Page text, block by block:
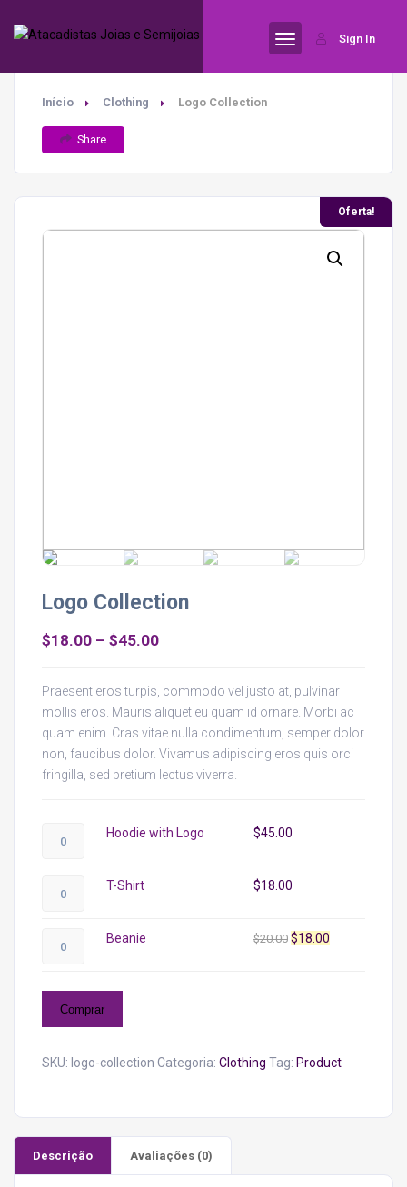
Sign In
Início Clothing Logo Collection
Share
Oferta!
Logo Collection
$18.00 – $45.00
Praesent eros turpis, commodo vel justo at, pulvinar
mollis eros. Mauris aliquet eu quam id ornare. Morbi ac
quam enim. Cras vitae nulla condimentum, semper dolor
non, faucibus dolor. Vivamus adipiscing eros quis orci
fringilla, sed pretium lectus viverra.
quantidade
Hoodie with Logo $45.00
T-Shirt $18.00
Beanie $20.00 O
$18.00
Comprar
SKU: logo-collection Categoria: Clothing Tag: Product
Descrição Avaliações (0)